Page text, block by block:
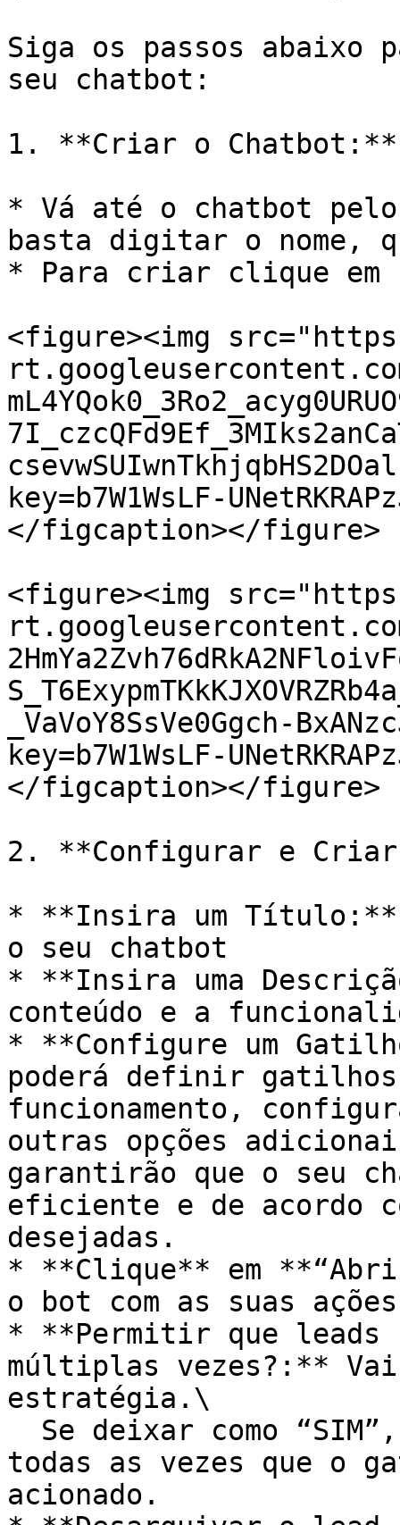
Siga os passos
seu chatbot:
1. **Criar o Chatbot:**
* Vá até o chatbot
basta digitar o nome,
* Para criar clique em
<figure><img
key=b7W1WsLF-
</figcaption></figure>
<figure><img
rt.googleusercontent.com/
_VaVoY8SsVe0Ggch-
key=b7W1WsLF-
</figcaption></figure>
2. **Configurar e
* **Insira um Título:**
o seu chatbot
* **Insira uma
conteúdo e a
* **Configure um
poderá definir
funcionamento,
outras opções
garantirão que o seu
eficiente e de acordo
desejadas.
* **Clique** em
o bot com as suas
* **Permitir que leads
múltiplas vezes?:** Vai
estratégia.\
todas as vezes que o
acionado.